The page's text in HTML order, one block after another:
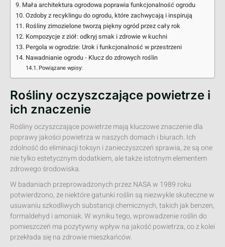
Mała architektura ogrodowa poprawia funkcjonalność ogrodu
Ozdoby z recyklingu do ogrodu, które zachwycają i inspirują
Rośliny zimozielone tworzą piękny ogród przez cały rok
Kompozycje z ziół: odkryj smak i zdrowie w kuchni
Pergola w ogrodzie: Urok i funkcjonalność w przestrzeni
Nawadnianie ogrodu - Klucz do zdrowych roślin
Powiązane wpisy:
Rośliny oczyszczające powietrze i
ich znaczenie
Rośliny oczyszczające powietrze mają kluczowe znaczenie dla
poprawy jakości powietrza w naszych domach i biurach. Ich
zdolność do eliminacji toksyn i zanieczyszczeń sprawia, że są one
nie tylko estetycznym dodatkiem, ale także istotnym elementem
zdrowego środowiska.
W badaniach przeprowadzonych przez NASA w 1989 roku
potwierdzono, że niektóre gatunki roślin są niezwykle skuteczne w
usuwaniu szkodliwych substancji chemicznych, takich jak benzen,
formaldehyd i amoniak. W wyniku tego, wprowadzenie roślin do
pomieszczeń ma pozytywny wpływ na jakość powietrza, co z kolei
przekłada się na zdrowie mieszkańców.